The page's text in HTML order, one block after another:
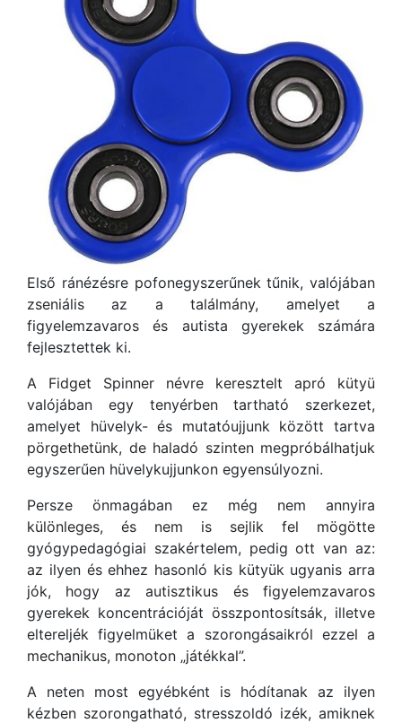
Első ránézésre pofonegyszerűnek tűnik, valójában
zseniális az a találmány, amelyet a
figyelemzavaros és autista gyerekek számára
fejlesztettek ki.
A Fidget Spinner névre keresztelt apró kütyü
valójában egy tenyérben tartható szerkezet,
amelyet hüvelyk- és mutatóujjunk között tartva
pörgethetünk, de haladó szinten megpróbálhatjuk
egyszerűen hüvelykujjunkon egyensúlyozni.
Persze önmagában ez még nem annyira
különleges, és nem is sejlik fel mögötte
gyógypedagógiai szakértelem, pedig ott van az:
az ilyen és ehhez hasonló kis kütyük ugyanis arra
jók, hogy az autisztikus és figyelemzavaros
gyerekek koncentrációját összpontosítsák, illetve
eltereljék figyelmüket a szorongásaikról ezzel a
mechanikus, monoton „játékkal”.
A neten most egyébként is hódítanak az ilyen
kézben szorongatható, stresszoldó izék, amiknek